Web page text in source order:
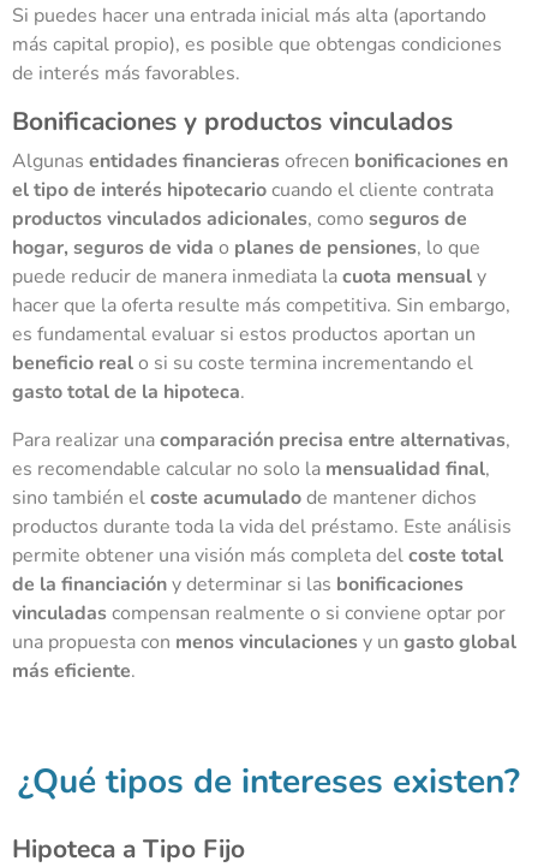
Si puedes hacer una entrada inicial más alta (aportando
más capital propio), es posible que obtengas condiciones
de interés más favorables.
Bonificaciones y productos vinculados
Algunas entidades financierasofrecen bonificaciones en
el tipo de interés hipotecariocuando el cliente contrata
productos vinculados adicionales, como seguros de
hogar, seguros de vida o planes de pensiones, lo que
puede reducir de manera inmediata lacuota mensualy
hacer que la oferta resulte más competitiva. Sin embargo,
es fundamental evaluar si estos productos aportan un
beneficio realo si su coste termina incrementando el
gasto total de la hipoteca.
Para realizar unacomparación precisa entre alternativas,
es recomendable calcular no solo la mensualidad final,
sino también elcoste acumuladode mantener dichos
productos durante toda la vida del préstamo. Este análisis
permite obtener una visión más completa delcoste total
de la financiacióny determinar si las bonificaciones
vinculadascompensan realmente o si conviene optar por
una propuesta con menos vinculacionesy un gasto global
más eficiente.
¿Qué tipos de intereses existen?
Hipoteca a Tipo Fijo